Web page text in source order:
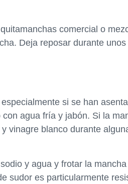
comercial o
Deja reposar durante
si se han
agua fría y jabón. Si la
vinagre blanco durante
y agua y frotar la
sudor es particularmente